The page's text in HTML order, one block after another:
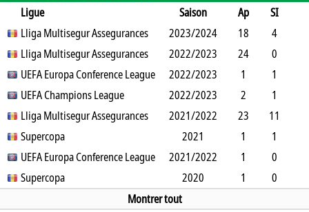
Ligue Saison Ap
SI
SO
B B A CJ 2J CR Min
Lliga Multisegur Assegurances 2023/2024 18
4
4
5 2 5 0 0 1273
Lliga Multisegur Assegurances 2022/2023 24
0
5
0 0 2 1 0 2061
UEFA Europa Conference League 2022/2023 1
1
0
1 0 0 0 0
UEFA Champions League 2022/2023 2
1
1
1 0 0 0 0 0 66
Lliga Multisegur Assegurances 2021/2022 23
11
6
13 1201
Supercopa 2021 1
1
0
1 0 0 0 0 29
UEFA Europa Conference League 2021/2022 1
0
1
1 0 72
Supercopa 2020 1
0
0 0
Montrer tout